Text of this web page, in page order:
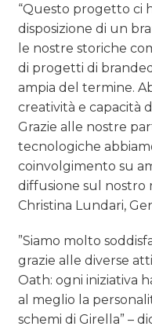
“Questo progetto ci
disposizione di un
le nostre storiche
di progetti di
ampia del termine.
creatività e capacità
Grazie alle nostre
tecnologiche
coinvolgimento su
diffusione sul nostro
Christina Lundari,
”Siamo molto
grazie alle diverse
Oath: ogni iniziativa
al meglio la
schemi di Girella” –